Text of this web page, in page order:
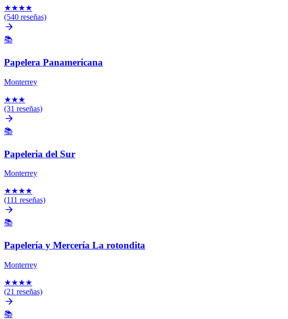
★★★★
(540 reseñas)
📚
Papelera Panamericana
Monterrey
★★★
(31 reseñas)
📚
Papeleria del Sur
Monterrey
★★★★
(111 reseñas)
📚
Papelería y Mercería La rotondita
Monterrey
★★★★
(21 reseñas)
📚